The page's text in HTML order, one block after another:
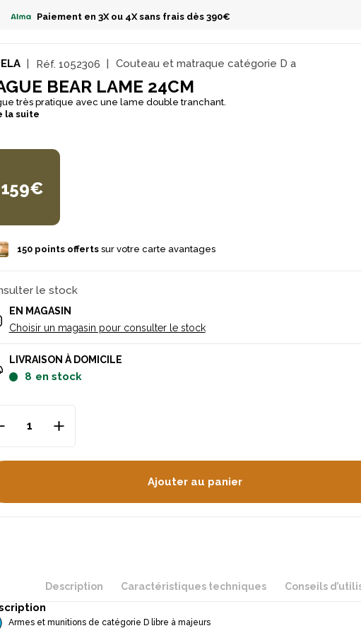
Paiement en 3X ou 4X sans frais dès 390€
Réf. 1052306 Couteau et matraque catégorie D a
BEAR LAME 24CM
très pratique avec une lame double tranchant.
la suite
159€
150 points offerts sur votre carte avantages
le stock
EN MAGASIN
Choisir un magasin pour consulter le stock
LIVRAISON À DOMICILE
8 en stock
Ajouter au panier
Description Caractéristiques techniques Conseils
Armes et munitions de catégorie D libre à majeurs